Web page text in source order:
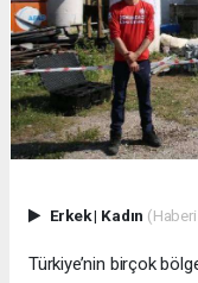
Erkek| Kadın
Türkiye’nin birçok